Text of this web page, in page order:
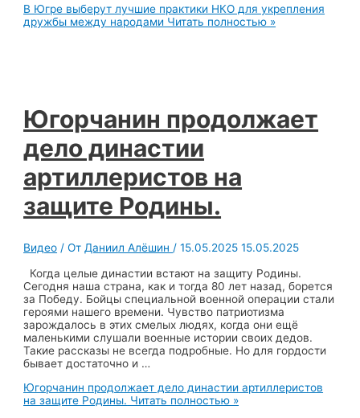
В Югре выберут лучшие практики НКО для укрепления
дружбы между народами Читать полностью »
Югорчанин продолжает
дело династии
артиллеристов на
защите Родины.
Видео / От Даниил Алёшин /15.05.2025 15.05.2025
Когда целые династии встают на защиту Родины.
Сегодня наша страна, как и тогда 80 лет назад, борется
за Победу. Бойцы специальной военной операции стали
героями нашего времени. Чувство патриотизма
зарождалось в этих смелых людях, когда они ещё
маленькими слушали военные истории своих дедов.
Такие рассказы не всегда подробные. Но для гордости
бывает достаточно и …
Югорчанин продолжает дело династии артиллеристов
на защите Родины. Читать полностью »